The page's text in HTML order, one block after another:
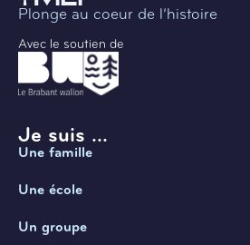
Plonge au coeur de l’histoire
Avec le soutien de
Je suis ...
Une famille
Une école
Un groupe